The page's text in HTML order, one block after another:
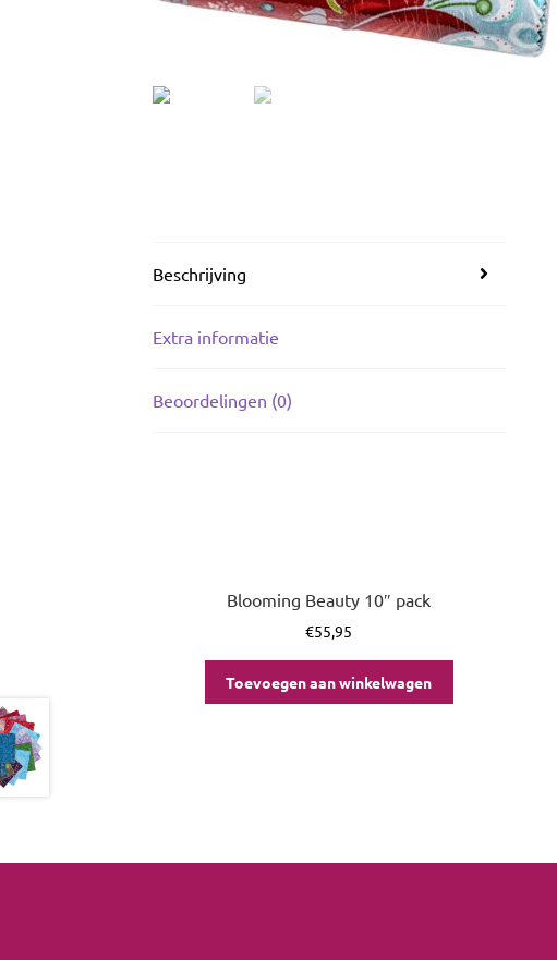
Beschrijving
Extra informatie
Beoordelingen (0)
Blooming Beauty 10″ pack
€55,95
Toevoegen aan winkelwagen